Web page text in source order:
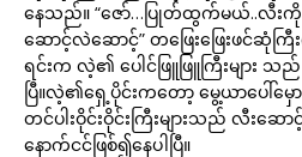
နေသည်။ “ဇော်…ပြုတ်ထွက်မယ်..လီ
ဆောင့်လဲဆောင့်” တဖြေးဖြေးဖင်ဆုံကြီ
ရင်းက လဲ့၏ ပေါင်ဖြူဖြူကြီးများ
ပြီ။လဲ့၏ရှေ့ပိုင်းကတော့ မွေ့ယာပေါ်မှ
တင်ပါးဝိုင်းဝိုင်းကြီးများသည် လီးဆ
နောက်ငင်ဖြစ်၍နေပါပြီ။